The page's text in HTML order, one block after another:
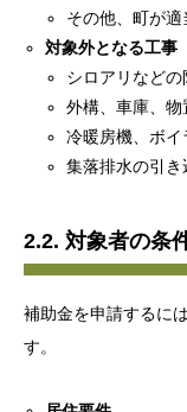
その他、町が
対象外となる工事
シロアリなどの
外構、車庫、
冷暖房機、ボ
集落排水の引
2.2. 対象者の条
補助金を申請するに
す。